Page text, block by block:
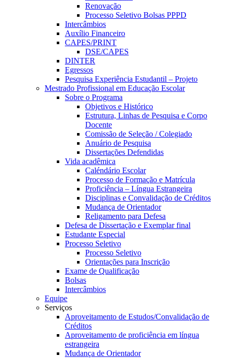
Renovação
Processo Seletivo Bolsas PPPD
Intercâmbios
Auxílio Financeiro
CAPES/PRINT
DSE/CAPES
DINTER
Egressos
Pesquisa Experiência Estudantil – Projeto
Mestrado Profissional em Educação Escolar
Sobre o Programa
Objetivos e Histórico
Estrutura, Linhas de Pesquisa e Corpo
Docente
Comissão de Seleção / Colegiado
Anuário de Pesquisa
Dissertações Defendidas
Vida acadêmica
Caléndário Escolar
Processo de Formação e Matrícula
Proficiência – Língua Estrangeira
Disciplinas e Convalidação de Créditos
Mudança de Orientador
Religamento para Defesa
Defesa de Dissertação e Exemplar final
Estudante Especial
Processo Seletivo
Processo Seletivo
Orientações para Inscrição
Exame de Qualificação
Bolsas
Intercâmbios
Equipe
Serviços
Aproveitamento de Estudos/Convalidação de
Créditos
Aproveitamento de proficiência em língua
estrangeira
Mudança de Orientador